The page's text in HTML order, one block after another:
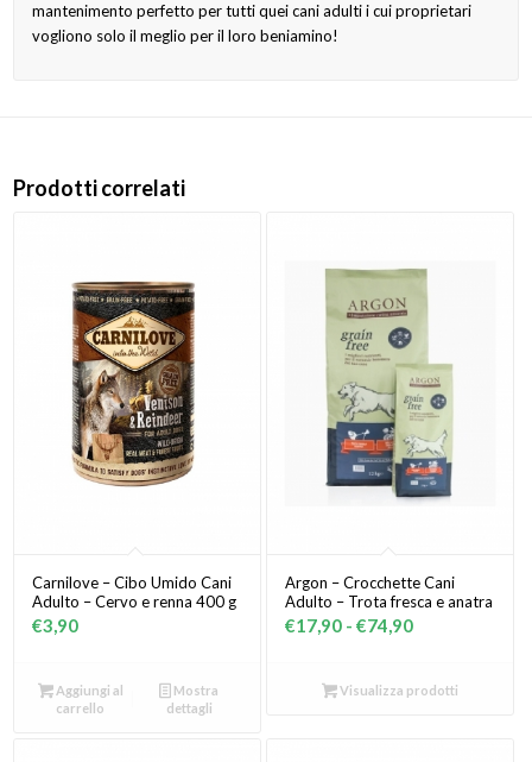
mantenimento perfetto per tutti quei cani adulti i cui proprietari
vogliono solo il meglio per il loro beniamino!
Prodotti correlati
Carnilove – Cibo Umido Cani
Adulto – Cervo e renna 400 g
€3,90
Aggiungi al
carrello
Mostra
dettagli
Argon – Crocchette Cani
Adulto – Trota fresca e anatra
€17,90 - €74,90Fascia
prezzo:
Visualizza prodotti